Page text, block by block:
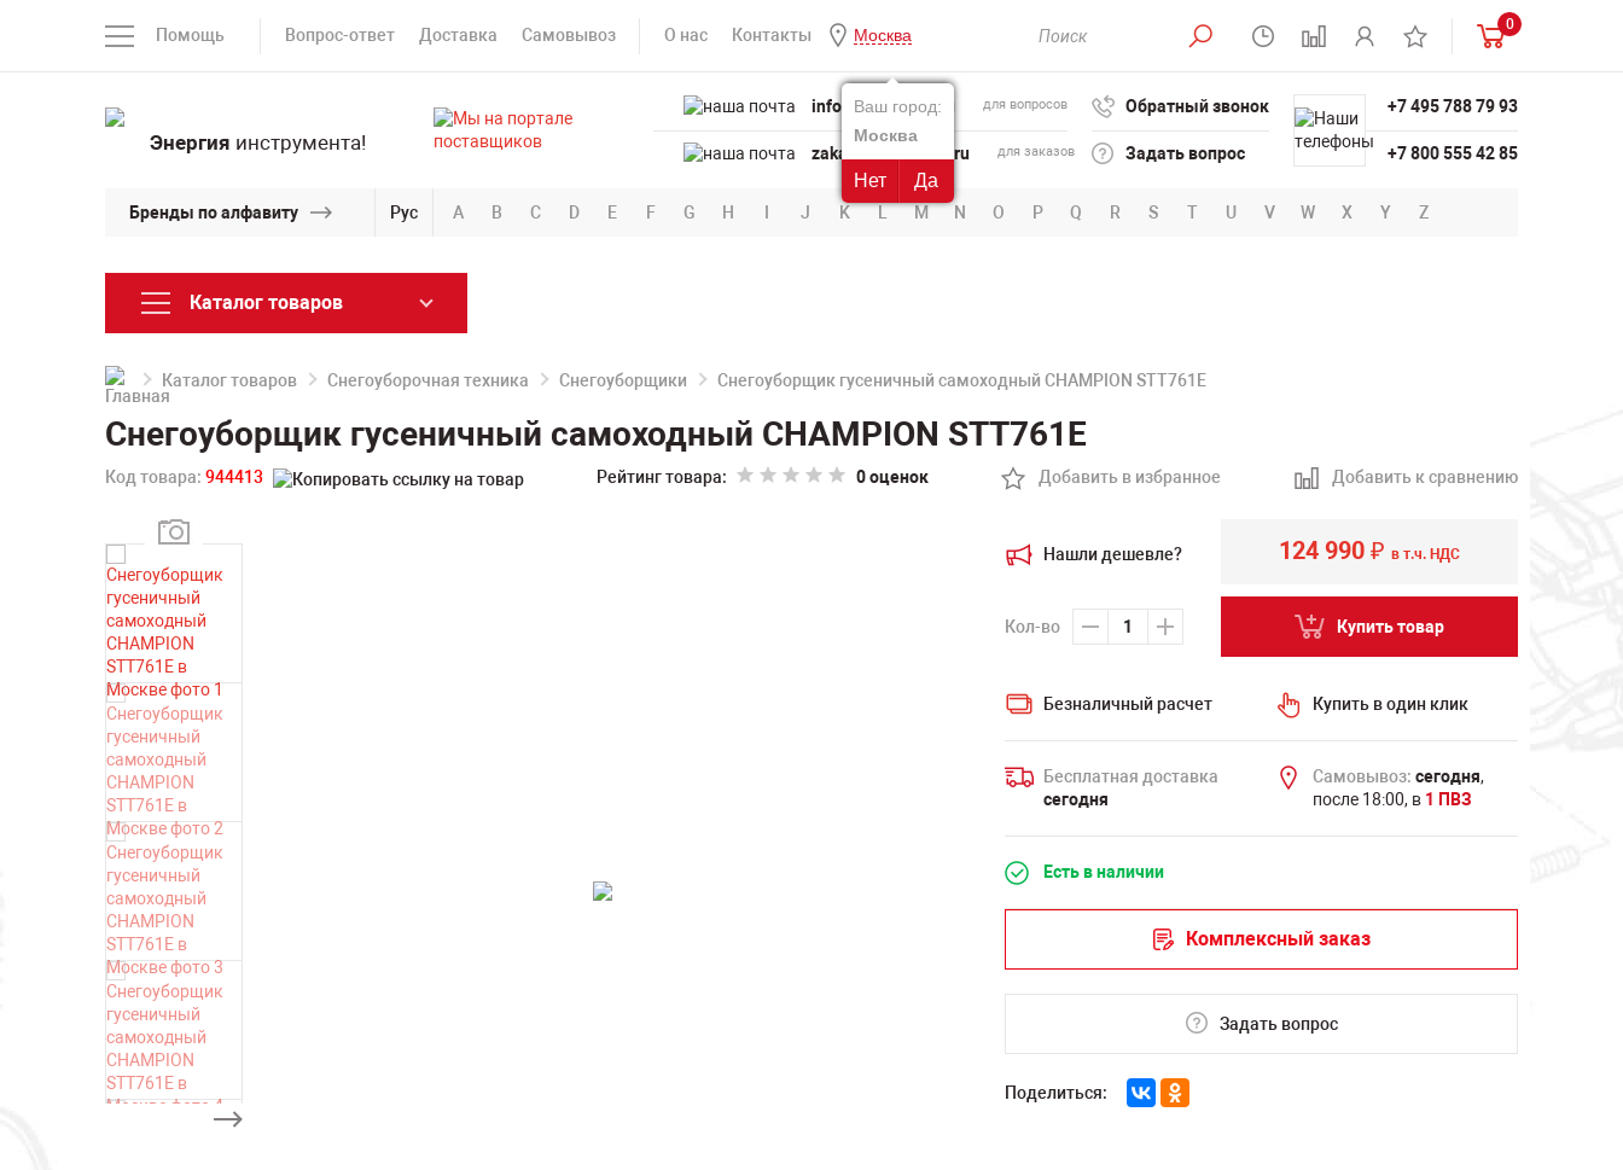
Помощь Вопрос-ответ Доставка Самовывоз О нас Контакты Москва
Ваш город:
Москва
Нет Да
0
Энергия инструмента!
info@powertool.ru для вопросов
zakaz@powertool.ru для заказов
Обратный звонок
Задать вопрос
+7 495 788 79 93
+7 800 555 42 85
Бренды по алфавиту Рус A B C D E F G H I J K L M N O P Q R S T U V W X Y Z
Каталог товаров
Каталог товаров Снегоуборочная техника Снегоуборщики Снегоуборщик гусеничный самоходный CHAMPION STT761E
Снегоуборщик гусеничный самоходный CHAMPION STT761E
Код товара: 944413 Рейтинг товара: 0 оценок Добавить в избранное Добавить к сравнению
Нашли дешевле?
Кол-во
124 990 ₽ в т.ч. НДС
Купить товар
Безналичный расчет Купить в один клик
Бесплатная доставка
сегодня
Самовывоз: сегодня,
после 18:00, в 1 ПВЗ
Есть в наличии
Комплексный заказ
Задать вопрос
Поделиться: